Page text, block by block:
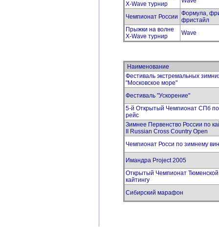
X-Wave турнир
Чемпионат России Формула,
фристайл
Прыжки на волне
X-Wave турнир
Wave
Наименование
Фестиваль экстремальных
"Московское море"
Фестиваль "Ускорение"
5-й Открытый Чемпионат СПб по
рейс
Зимнее Первенство России по
II Russian Cross Country Open
Чемпионат Росси по зимнему
Имандра Project 2005
Открытый Чемпионат Тюменской
кайтингу
Сибирский марафон